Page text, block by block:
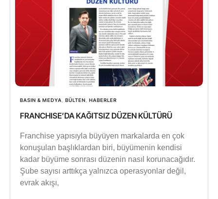
BASIN & MEDYA BÜLTEN HABERLER
FRANCHISE’DA KAĞITSIZ DÜZEN KÜLTÜRÜ
Franchise yapısıyla büyüyen markalarda en çok
konuşulan başlıklardan biri, büyümenin kendisi
kadar büyüme sonrası düzenin nasıl korunacağıdır.
Şube sayısı arttıkça yalnızca operasyonlar değil,
evrak akışı,